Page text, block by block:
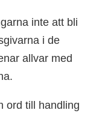
inte att bli
i de
allvar med
ord till handling